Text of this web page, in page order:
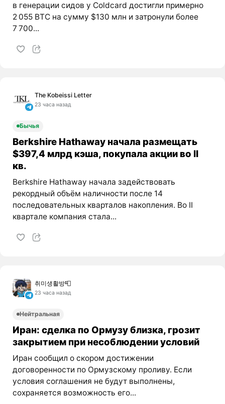
в генерации сидов у Coldcard достигли примерно
2 055 BTC на сумму $130 млн и затронули более
7 700...
The Kobeissi Letter
23 часа назад
Бычья
Berkshire Hathaway начала размещать
$397,4 млрд кэша, покупала акции во II
кв.
Berkshire Hathaway начала задействовать
рекордный объём наличности после 14
последовательных кварталов накопления. Во II
квартале компания стала...
취미생활방📮
23 часа назад
Нейтральная
Иран: сделка по Ормузу близка, грозит
закрытием при несоблюдении условий
Иран сообщил о скором достижении
договоренности по Ормузскому проливу. Если
условия соглашения не будут выполнены,
сохраняется возможность его...